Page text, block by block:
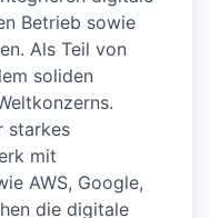
Betrieb sowie
Als Teil von
soliden
starkes
mit
AWS, Google,
die digitale